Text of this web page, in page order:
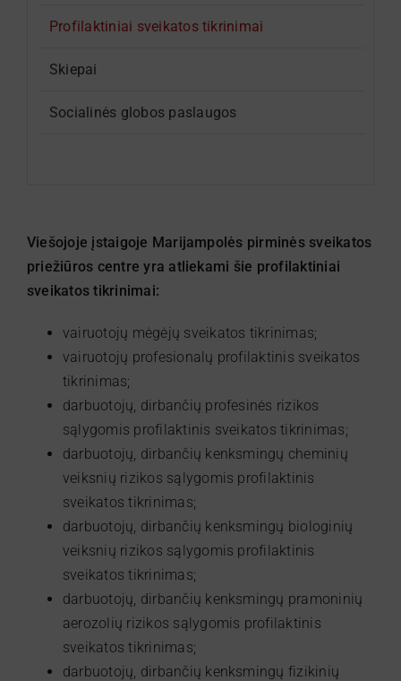
Profilaktiniai sveikatos tikrinimai
Skiepai
Socialinės globos paslaugos
Viešojoje įstaigoje Marijampolės pirminės sveikatos
priežiūros centre yra atliekami šie profilaktiniai
sveikatos tikrinimai:
vairuotojų mėgėjų sveikatos tikrinimas;
vairuotojų profesionalų profilaktinis sveikatos
tikrinimas;
darbuotojų, dirbančių profesinės rizikos
sąlygomis profilaktinis sveikatos tikrinimas;
darbuotojų, dirbančių kenksmingų cheminių
veiksnių rizikos sąlygomis profilaktinis
sveikatos tikrinimas;
darbuotojų, dirbančių kenksmingų biologinių
veiksnių rizikos sąlygomis profilaktinis
sveikatos tikrinimas;
darbuotojų, dirbančių kenksmingų pramoninių
aerozolių rizikos sąlygomis profilaktinis
sveikatos tikrinimas;
darbuotojų, dirbančių kenksmingų fizikinių